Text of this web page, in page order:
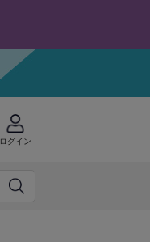
ログイン